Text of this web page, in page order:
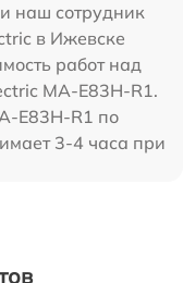
наш сотрудник
в Ижевске
работ над
MA-E83H-R1.
E83H-R1 по
3-4 часа при